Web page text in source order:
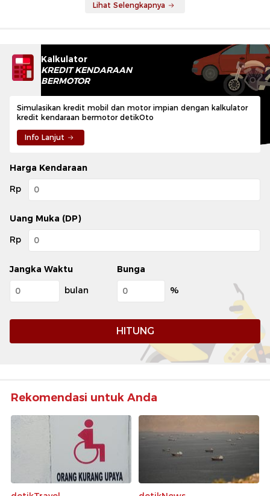
Lihat Selengkapnya
Kalkulator
KREDIT KENDARAAN
BERMOTOR
Simulasikan kredit mobil dan motor impian dengan kalkulator
kredit kendaraan bermotor detikOto
Info Lanjut
Harga Kendaraan
Rp
Uang Muka (DP)
Rp
Jangka Waktu
bulan
Bunga
%
HITUNG
Rekomendasi untuk Anda